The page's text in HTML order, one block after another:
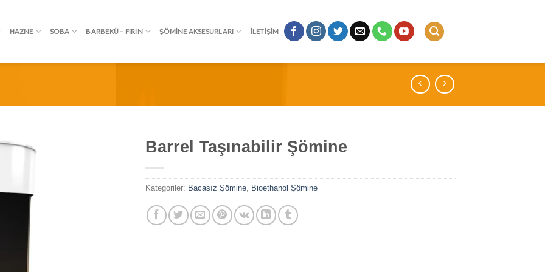
HAZNE SOBA BARBEKÜ – FIRIN ŞÖMINE AKSESURLARI İLETIŞIM
Barrel Taşınabilir Şömine
Kategoriler: Bacasız Şömine, Bioethanol Şömine